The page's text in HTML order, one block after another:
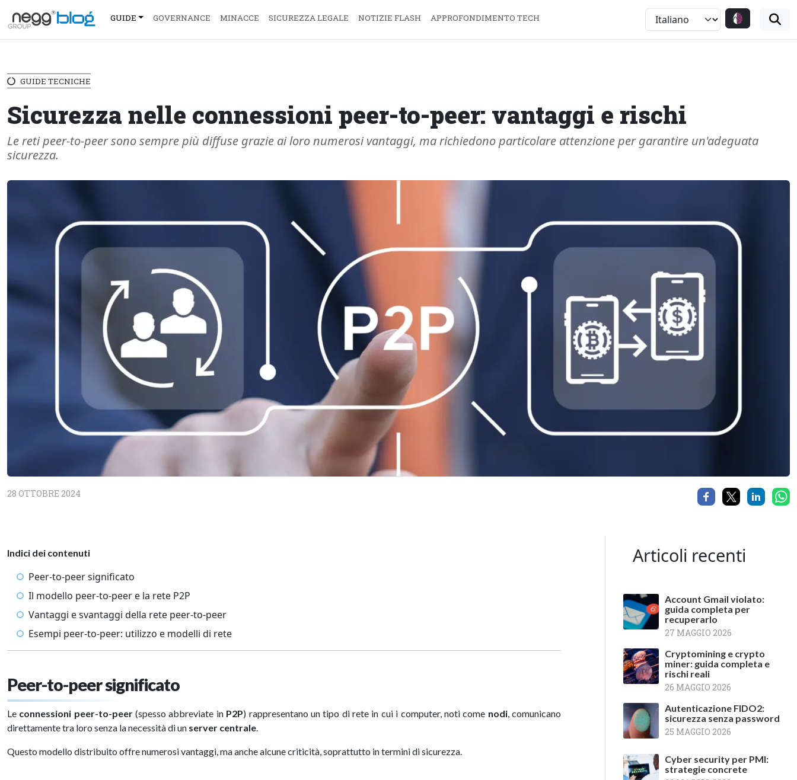
GUIDE GOVERNANCE MINACCE SICUREZZA LEGALE NOTIZIE FLASH APPROFONDIMENTO TECH
GUIDE TECNICHE
Sicurezza nelle connessioni peer-to-peer: vantaggi e rischi
Le reti peer-to-peer sono sempre più diffuse grazie ai loro numerosi vantaggi, ma richiedono particolare attenzione per garantire un'adeguata
sicurezza.
28 OTTOBRE 2024
Indici dei contenuti
Peer-to-peer significato
Il modello peer-to-peer e la rete P2P
Vantaggi e svantaggi della rete peer-to-peer
Esempi peer-to-peer: utilizzo e modelli di rete
Peer-to-peer significato
Le connessioni peer-to-peer(spesso abbreviate in P2P) rappresentano un tipo di rete in cui i computer, noti come nodi, comunicano
direttamente tra loro senza la necessità di un server centrale.
Questo modello distribuito offre numerosi vantaggi, ma anche alcune criticità, soprattutto in termini di sicurezza.
Articoli recenti
Account Gmail violato:
guida completa per
recuperarlo
27 MAGGIO 2026
Cryptomining e crypto
miner: guida completa e
rischi reali
26 MAGGIO 2026
Autenticazione FIDO2:
sicurezza senza password
25 MAGGIO 2026
Cyber security per PMI:
strategie concrete